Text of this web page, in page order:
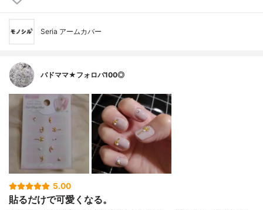
Seria アームカバー
バドママ★フォロバ100◎
5.00
貼るだけで可愛くなる。